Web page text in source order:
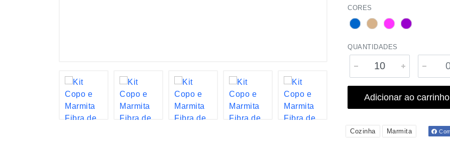
CORES
QUANTIDADES
Adicionar ao carrinho
Cozinha Marmita